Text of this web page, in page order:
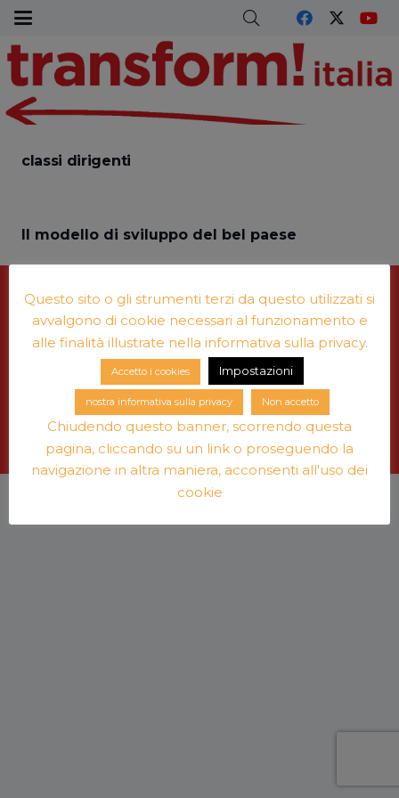
classi dirigenti
Il modello di sviluppo del bel paese
LicenzaCreative Commons
Leggi di più su© Copyright e note legali
per contatti:transform.italia@gmail.com
iscrizione alla newsletter settimanale
Questo sito o gli strumenti terzi da questo utilizzati si
avvalgono di cookie necessari al funzionamento e
alle finalità illustrate nella informativa sulla privacy.
Accetto i cookies Impostazioni
nostra informativa sulla privacy Non accetto
Chiudendo questo banner, scorrendo questa
pagina, cliccando su un link o proseguendo la
navigazione in altra maniera, acconsenti all'uso dei
cookie